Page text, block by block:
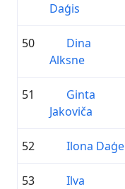
Daģis
50
Dina
Alksne
51
Ginta
Jakoviča
52 Ilona Daģe
53
Ilva